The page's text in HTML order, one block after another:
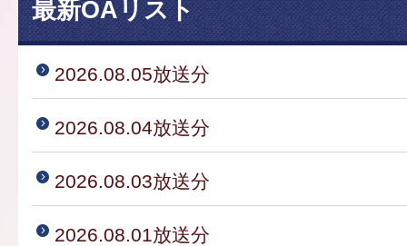
最新OAリスト
2026.08.05放送分
2026.08.04放送分
2026.08.03放送分
2026.08.01放送分